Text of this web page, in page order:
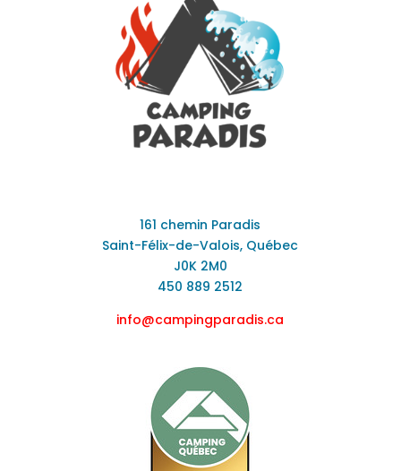
161 chemin Paradis
Saint-Félix-de-Valois, Québec
J0K 2M0
450 889 2512
info@campingparadis.ca